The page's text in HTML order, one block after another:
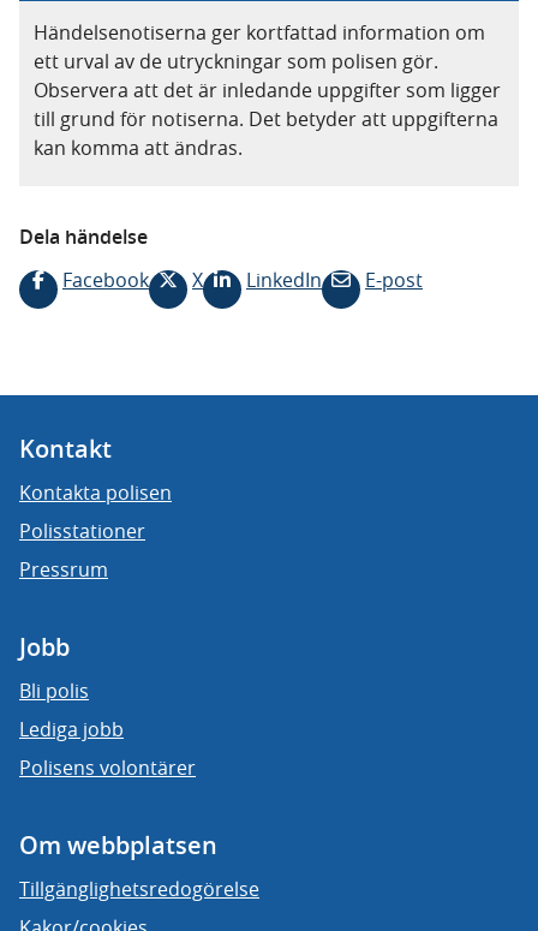
Händelsenotiserna ger kortfattad information om
ett urval av de utryckningar som polisen gör.
Observera att det är inledande uppgifter som ligger
till grund för notiserna. Det betyder att uppgifterna
kan komma att ändras.
Dela händelse
Facebook
X LinkedIn E-post
Kontakt
Kontakta polisen
Polisstationer
Pressrum
Jobb
Bli polis
Lediga jobb
Polisens volontärer
Om webbplatsen
Tillgänglighetsredogörelse